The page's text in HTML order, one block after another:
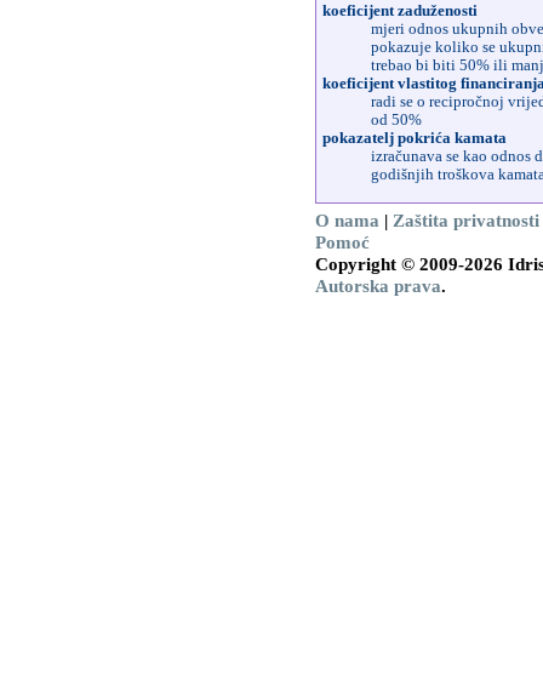
koeficijent zaduženosti
mjeri odnos ukupnih
pokazuje koliko se
trebao bi biti 50% ili
koeficijent vlastitog
radi se o recipročnoj
od 50%
pokazatelj pokrića kamata
izračunava se kao odnos
godišnjih troškova
O nama | Zaštita privatnosti
Pomoć
Copyright © 2009-2026
Autorska prava.